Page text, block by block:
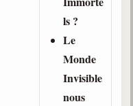
ls ?
Le
Monde
Invisible
nous